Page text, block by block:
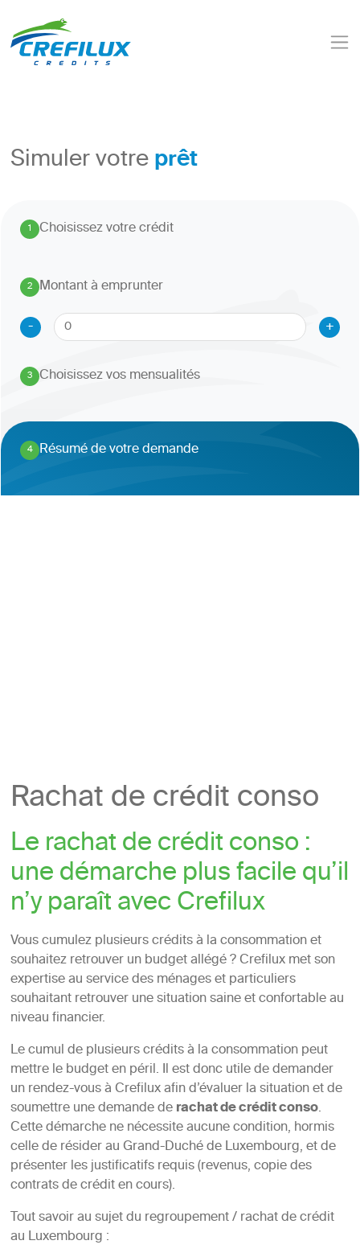
Simuler votreprêt
1. Choisissez votre crédit
2
.
Montant à emprunter
-
+
3
. Choisissez vos mensualités
4
. Résumé de votre demande
Rachat de crédit conso
Le rachat de crédit conso :
une démarche plus facile qu’il
n’y paraît avec Crefilux
Vous cumulez plusieurs crédits à la consommation et
souhaitez retrouver un budget allégé ? Crefilux met son
expertise au service des ménages et particuliers
souhaitant retrouver une situation saine et confortable au
niveau financier.
Le cumul de plusieurs crédits à la consommation peut
mettre le budget en péril. Il est donc utile de demander
un rendez-vous à Crefilux afin d’évaluer la situation et de
soumettre une demande derachat de crédit conso.
Cette démarche ne nécessite aucune condition, hormis
celle de résider au Grand-Duché de Luxembourg, et de
présenter les justificatifs requis (revenus, copie des
contrats de crédit en cours).
Tout savoir au sujet du regroupement / rachat de crédit
au Luxembourg :